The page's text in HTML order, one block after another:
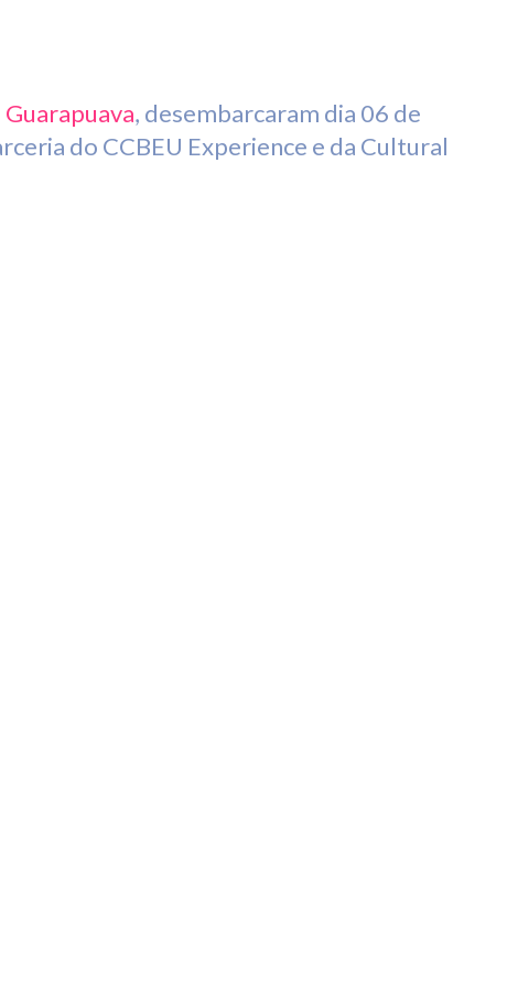
Guarapuava, desembarcaram dia 06 de
do CCBEU Experience e da Cultural